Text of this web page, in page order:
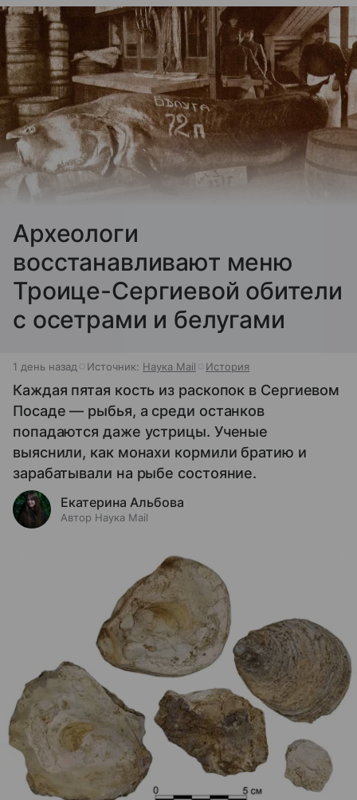
Археологи
восстанавливают меню
Троице-Сергиевой обители
с осетрами и белугами
1 день назад Источник: Наука Mail История
Каждая пятая кость из раскопок в Сергиевом
Посаде — рыбья, а среди останков
попадаются даже устрицы. Ученые
выяснили, как монахи кормили братию и
зарабатывали на рыбе состояние.
Екатерина Альбова
Автор Наука Mail